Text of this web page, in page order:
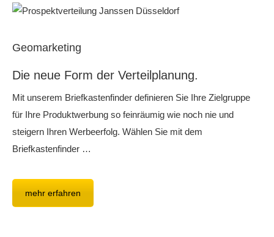
Geomarketing
Die neue Form der Verteilplanung.
Mit unserem Briefkastenfinder definieren Sie Ihre Zielgruppe
für Ihre Produktwerbung so feinräumig wie noch nie und
steigern Ihren Werbeerfolg. Wählen Sie mit dem
Briefkastenfinder …
mehr erfahren